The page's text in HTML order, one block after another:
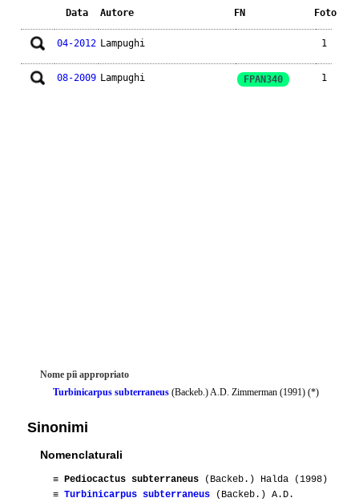
Data Autore FN Foto
04-2012 Lampughi 1
08-2009 Lampughi FPAN340 1
Nome piì appropriato
Turbinicarpus subterraneus (Backeb.) A.D. Zimmerman (1991) (*)
Sinonimi
Nomenclaturali
≡ Pediocactus subterraneus (Backeb.) Halda (1998)
≡ Turbinicarpus subterraneus (Backeb.) A.D.